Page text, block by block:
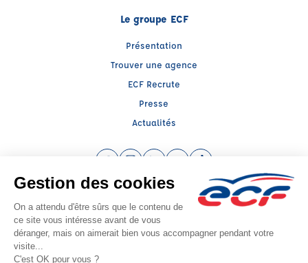
Le groupe ECF
Présentation
Trouver une agence
ECF Recrute
Presse
Actualités
Instagram (nouvelle fenêtre)
LinkedIn (nouvelle fenêtre)
YouTube (nouvelle fenêtre)
TikTok (nouvelle
Raison sociale : REAL FORMATION - Capital social: 3000€
SIREN: 922307947 - Numéro de TVA intracommunautaire: FR17922307947
Agrément n°E2401300280
Siège social : 46, Avenue Mirabeau , TRETS (13530) - Représentant légal :